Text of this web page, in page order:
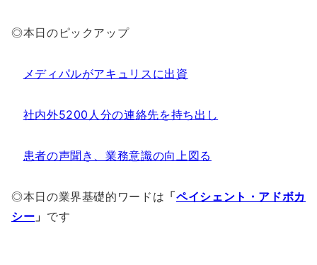
◎本日のピックアップ
メディパルがアキュリスに出資
社内外5200人分の連絡先を持ち出し
患者の声聞き、業務意識の向上図る
◎本日の業界基礎的ワードは 「ペイシェント・アドボカ
シー 」 です